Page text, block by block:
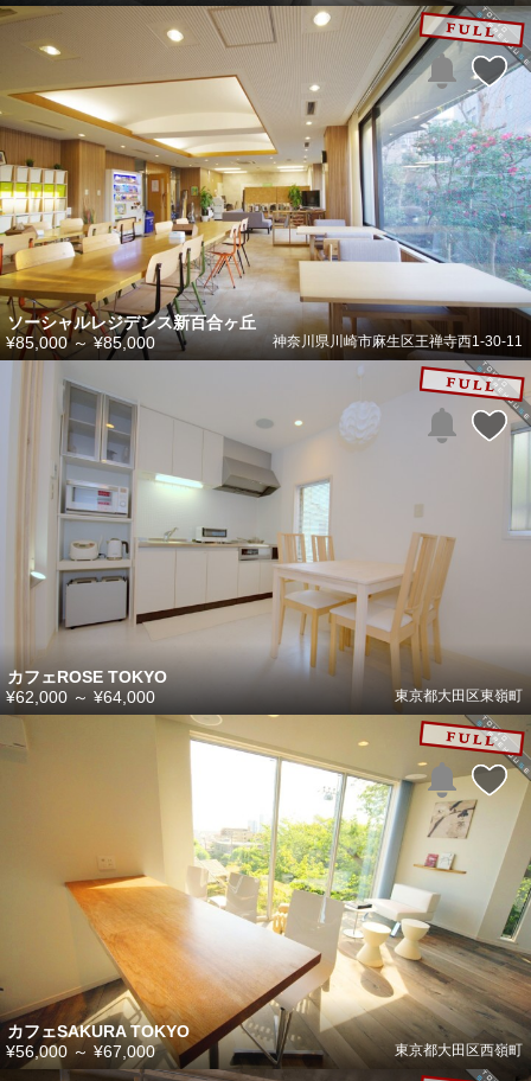
ソーシャルレジデンス新百合ヶ丘
神奈川県川崎市麻生区王禅寺西1-30-11
¥85,000～¥85,000
カフェROSE TOKYO
東京都大田区東嶺町
¥62,000 ～ ¥64,000
カフェSAKURA TOKYO
東京都大田区西嶺町
¥56,000 ～ ¥67,000